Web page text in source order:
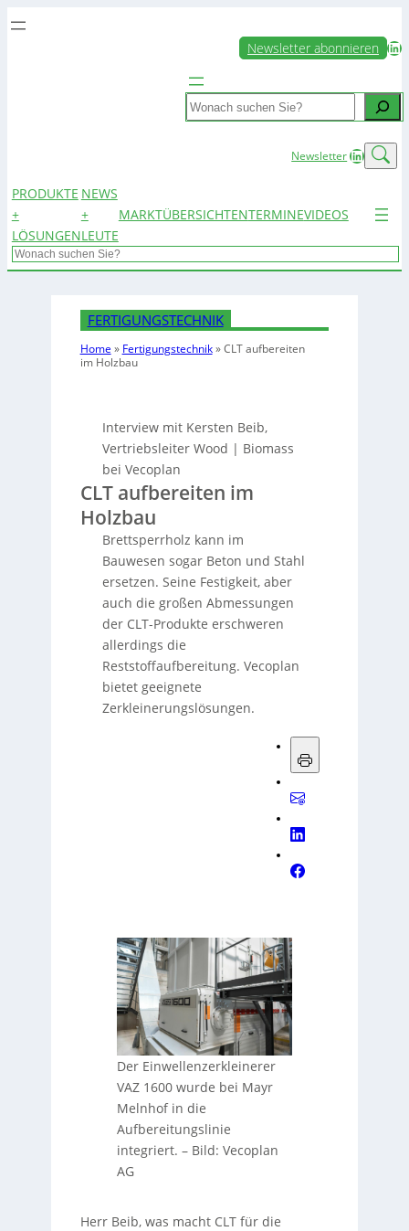
Newsletter abonnieren LinkedIn
Search
NewsletterLinkedIn
PRODUKTE
+
LÖSUNGEN
NEWS
+
LEUTE
MARKTÜBERSICHTENTERMINEVIDEOS
Search
FERTIGUNGSTECHNIK
Home » Fertigungstechnik»CLT aufbereiten
im Holzbau
Interview mit Kersten Beib,
Vertriebsleiter Wood | Biomass
bei Vecoplan
CLT aufbereiten im
Holzbau
Brettsperrholz kann im
Bauwesen sogar Beton und Stahl
ersetzen. Seine Festigkeit, aber
auch die großen Abmessungen
der CLT-Produkte erschweren
allerdings die
Reststoffaufbereitung. Vecoplan
bietet geeignete
Zerkleinerungslösungen.
Der Einwellenzerkleinerer
VAZ 1600 wurde bei Mayr
Melnhof in die
Aufbereitungslinie
integriert. – Bild: Vecoplan
AG
Herr Beib, was macht CLT für die